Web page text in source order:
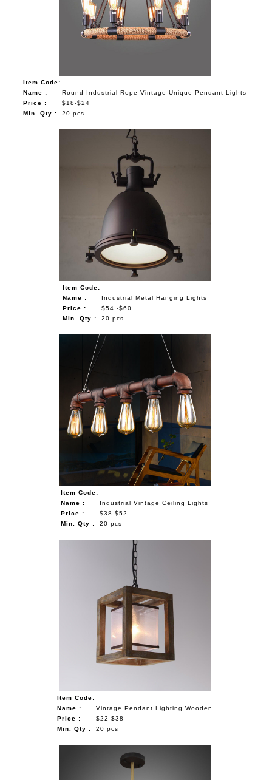
Item Code:
Name :
Round Industrial Rope Vintage Unique Pendant Lights
Price :
$18-$24
Min. Qty :
20 pcs
Item Code:
Name :
Industrial Metal Hanging Lights
Price :
$54 -$60
Min. Qty :
20 pcs
Item Code:
Name :
Industrial Vintage Ceiling Lights
Price :
$38-$52
Min. Qty :
20 pcs
Item Code:
Name :
Vintage Pendant Lighting Wooden
Price :
$22-$38
Min. Qty :
20 pcs